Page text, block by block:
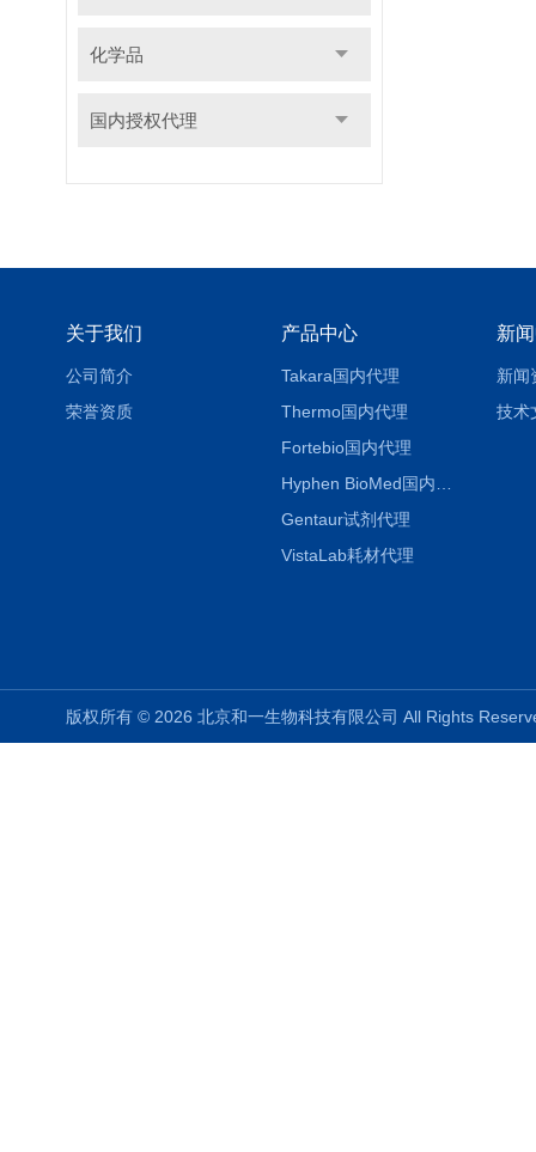
化学品
国内授权代理
关于我们
公司简介
荣誉资质
产品中心
Takara国内代理
Thermo国内代理
Fortebio国内代理
Gentaur试剂代理
VistaLab耗材代理
新
新闻
技术
版权所有 © 2026 北京和一生物科技有限公司 All Rights